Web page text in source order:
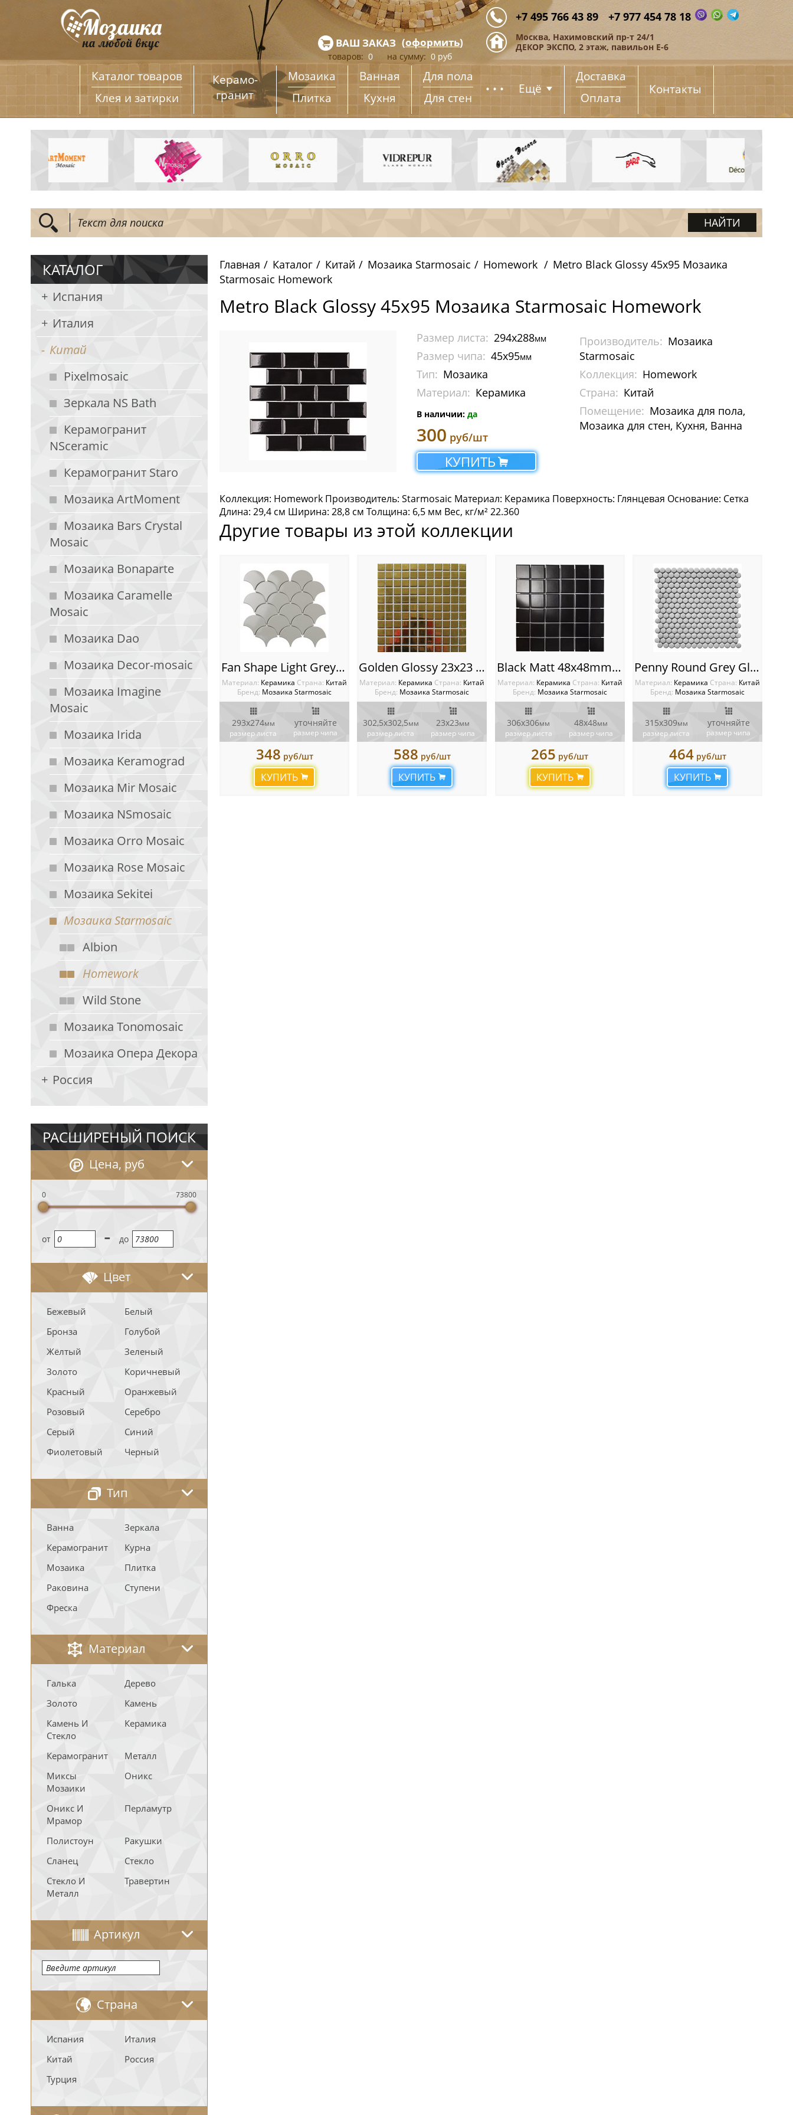
+7 495 766 43 89 +7 977 454 78 18
Москва, Нахимовский пр-т 24/1
ДЕКОР ЭКСПО, 2 этаж, павильон Е-6
ВАШ ЗАКАЗ (оформить)
товаров: 0 на сумму: 0 руб
Каталог товаров
Клея и затирки
Керамо­
гранит
Мозаика
Плитка
Ванная
Кухня
Для пола
Для стен
... Ещё
Доставка
Оплата
Контакты
КАТАЛОГ
Испания
Италия
Китай
Pixelmosaic
Зеркала NS Bath
Керамогранит
NSceramic
Керамогранит Staro
Мозаика ArtMoment
Мозаика Bars Crystal
Mosaic
Мозаика Bonaparte
Мозаика Caramelle
Mosaic
Мозаика Dao
Мозаика Decor-mosaic
Мозаика Imagine
Mosaic
Мозаика Irida
Мозаика Keramograd
Мозаика Mir Mosaic
Мозаика NSmosaic
Мозаика Orro Mosaic
Мозаика Rose Mosaic
Мозаика Sekitei
Мозаика Starmosaic
Albion
Homework
Wild Stone
Мозаика Tonomosaic
Мозаика Опера Декора
Россия
РАСШИРЕНЫЙ ПОИСК
Цена, руб
0 73800
oт - до
Цвет
Бежевый
Белый
Бронза
Голубой
Жёлтый
Зеленый
Золото
Коричневый
Красный
Оранжевый
Розовый
Серебро
Серый
Синий
Фиолетовый
Черный
Тип
Ванна
Зеркала
Керамогранит
Курна
Мозаика
Плитка
Раковина
Ступени
Фреска
Материал
Галька
Дерево
Золото
Камень
Камень И
Стекло
Керамика
Керамогранит
Металл
Миксы
Мозаики
Оникс
Оникс И
Мрамор
Перламутр
Полистоун
Ракушки
Сланец
Стекло
Стекло И
Металл
Травертин
Артикул
Страна
Испания
Италия
Китай
Россия
Турция
Главная Каталог Китай Мозаика Starmosaic Homework
Metro Black Glossy 45х95 Мозаика
Starmosaic Homework
Metro Black Glossy 45х95 Мозаика Starmosaic Homework
Производитель: Мозаика
Starmosaic
Коллекция: Homework
Страна: Китай
Помещение: Мозаика для пола,
Мозаика для стен, Кухня, Ванна
Размер листа: 294х288мм
Размер чипа: 45х95мм
Тип: Мозаика
Материал: Керамика
В наличии: да
300 руб/шт
КУПИТЬ
Коллекция: Homework Производитель: Starmosaic Материал: Керамика Поверхность: Глянцевая Основание: Сетка
Длина: 29,4 см Ширина: 28,8 см Толщина: 6,5 мм Вес, кг/м² 22.360
Другие товары из этой коллекции
Fan Shape Light Grey Glossy (BF1912) 90.5х83.5mm Мозаика Starmosaic Homework
Материал: Керамика Cтрана: Китай
Бренд: Мозаика Starmosaic
293x274мм
размер листа
уточняйте
размер чипа
348 руб/шт
КУПИТЬ
Golden Glossy 23х23 Мозаика Starmosaic Homework
Материал: Керамика Cтрана: Китай
Бренд: Мозаика Starmosaic
302,5x302,5мм
размер листа
23х23мм
размер чипа
588 руб/шт
КУПИТЬ
Black Matt 48х48mm Мозаика Starmosaic Homework
Материал: Керамика Cтрана: Китай
Бренд: Мозаика Starmosaic
306х306мм
размер листа
48х48мм
размер чипа
265 руб/шт
КУПИТЬ
Penny Round Grey Glossy Мозаика Starmosaic Homework
Материал: Керамика Cтрана: Китай
Бренд: Мозаика Starmosaic
315х309мм
размер листа
уточняйте
размер чипа
464руб/шт
КУПИТЬ